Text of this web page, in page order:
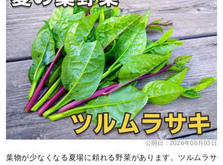
公開日： 2026年06月03日
葉物が少なくなる夏場に頼れる野菜があります。ツルムラサ